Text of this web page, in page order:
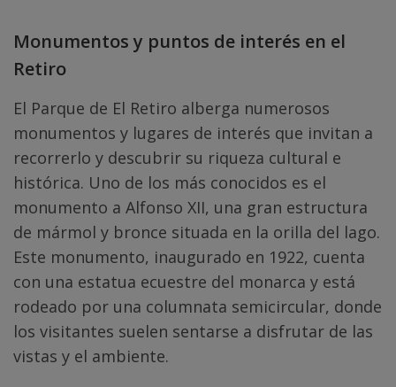
Monumentos y puntos de interés en el
Retiro
El Parque de El Retiro alberga numerosos
monumentos y lugares de interés que invitan a
recorrerlo y descubrir su riqueza cultural e
histórica. Uno de los más conocidos es el
monumento a Alfonso XII, una gran estructura
de mármol y bronce situada en la orilla del lago.
Este monumento, inaugurado en 1922, cuenta
con una estatua ecuestre del monarca y está
rodeado por una columnata semicircular, donde
los visitantes suelen sentarse a disfrutar de las
vistas y el ambiente.